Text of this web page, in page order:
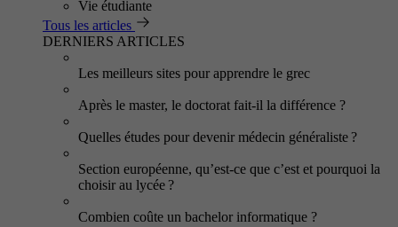
Vie étudiante
Tous les articles
DERNIERS ARTICLES
Les meilleurs sites pour apprendre le grec
Après le master, le doctorat fait-il la différence ?
Quelles études pour devenir médecin généraliste ?
Section européenne, qu’est-ce que c’est et pourquoi la
choisir au lycée ?
Combien coûte un bachelor informatique ?